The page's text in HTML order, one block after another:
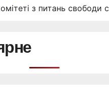
з питань свободи